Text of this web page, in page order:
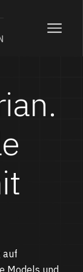
auf
Models und